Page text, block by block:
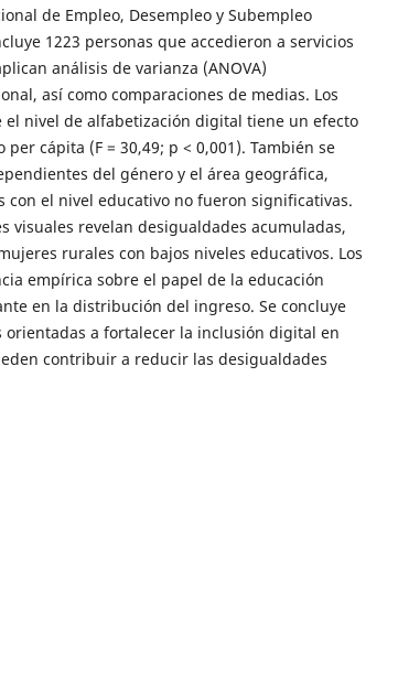
de Empleo, Desempleo y Subempleo
1223 personas que accedieron a servicios
análisis de varianza (ANOVA)
así como comparaciones de medias. Los
nivel de alfabetización digital tiene un efecto
cápita (F = 30,49; p < 0,001). También se
del género y el área geográfica,
con el nivel educativo no fueron significativas.
visuales revelan desigualdades acumuladas,
rurales con bajos niveles educativos. Los
empírica sobre el papel de la educación
en la distribución del ingreso. Se concluye
a fortalecer la inclusión digital en
contribuir a reducir las desigualdades